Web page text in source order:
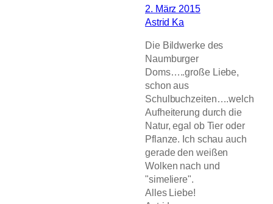
2. März 2015
Astrid Ka
Die Bildwerke des
Naumburger
Doms…..große Liebe,
schon aus
Schulbuchzeiten….welch
Aufheiterung durch die
Natur, egal ob Tier oder
Pflanze. Ich schau auch
gerade den weißen
Wolken nach und
"simeliere".
Alles Liebe!